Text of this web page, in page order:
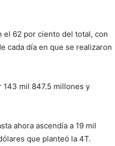
el 62 por ciento del total, con
cada día en que se realizaron
mil 847.5 millones y
ahora ascendía a 19 mil
que planteó la 4T.